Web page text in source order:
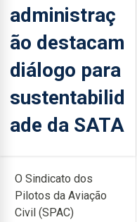
administraç
ão destacam
diálogo para
sustentabilid
ade da SATA
O Sindicato dos
Pilotos da Aviação
Civil (SPAC)